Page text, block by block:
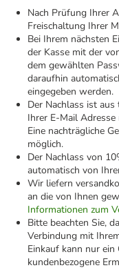
Nach Prüfung Ihrer
Freischaltung Ihrer
Bei Ihrem nächsten
der Kasse mit der
dem gewählten
daraufhin
eingegeben werden.
Der Nachlass ist
Ihrer E-Mail
Eine nachträgliche
möglich.
Der Nachlass von
automatisch von
Wir liefern
an die von Ihnen
Informationen zum
Bitte beachten Sie,
Verbindung mit
Einkauf kann nur
kundenbezogene